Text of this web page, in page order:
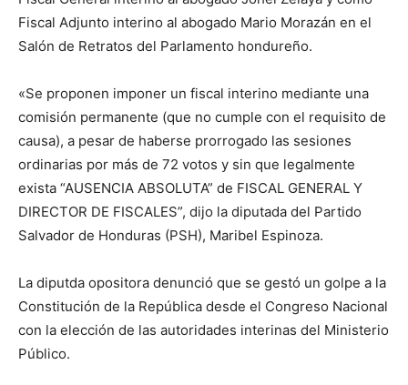
Fiscal Adjunto interino al abogado Mario Morazán en el
Salón de Retratos del Parlamento hondureño.
«Se proponen imponer un fiscal interino mediante una
comisión permanente (que no cumple con el requisito de
causa), a pesar de haberse prorrogado las sesiones
ordinarias por más de 72 votos y sin que legalmente
exista “AUSENCIA ABSOLUTA” de FISCAL GENERAL Y
DIRECTOR DE FISCALES”, dijo la diputada del Partido
Salvador de Honduras (PSH), Maribel Espinoza.
La diputda opositora denunció que se gestó un golpe a la
Constitución de la República desde el Congreso Nacional
con la elección de las autoridades interinas del Ministerio
Público.